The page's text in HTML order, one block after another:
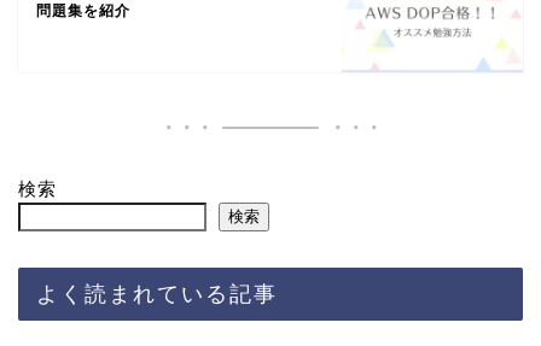
問題集を紹介
検索
検索
よく読まれている記事